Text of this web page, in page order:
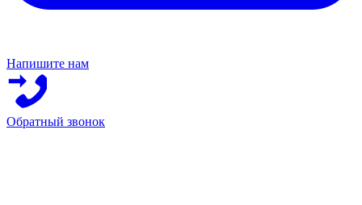
Напишите нам
Обратный звонок